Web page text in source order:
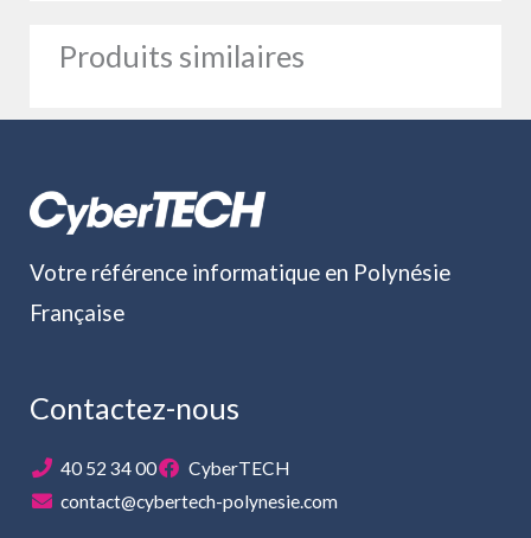
Produits similaires
Votre référence informatique en Polynésie
Française
Contactez-nous
40 52 34 00
CyberTECH
contact@cybertech-polynesie.com